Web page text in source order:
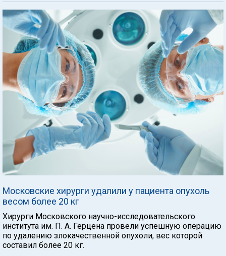
Московские хирурги удалили у пациента опухоль
весом более 20 кг
Хирурги Московского научно-исследовательского
института им. П. А. Герцена провели успешную операцию
по удалению злокачественной опухоли, вес которой
составил более 20 кг.